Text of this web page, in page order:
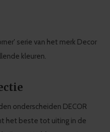
serie van het merk Decor
kleuren.
onderscheiden DECOR
het beste tot uiting in de